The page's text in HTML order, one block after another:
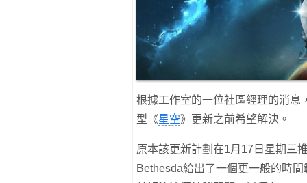
根據工作室的一位社區經理的消息
型《星空》更新之前希望解決。
原本該更新計劃在1月17日星期三
Bethesda給出了一個更一般的時